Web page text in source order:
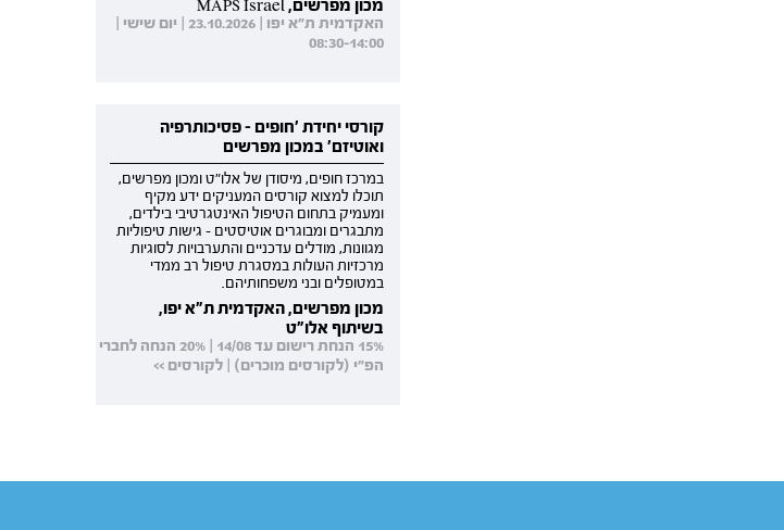
מכון מפרשים, MAPS Israel
האקדמית ת"א יפו | 23.10.2026 | יום שישי |
08:30-14:00
קורסי יחידת 'חופים - פסיכותרפיה
ואוטיזם' במכון מפרשים
במרכז חופים, מיסודן של אלו"ט ומכון מפרשים,
תוכלו למצוא קורסים המעניקים ידע מקיף
ומעמיק בתחום הטיפול האינטגרטיבי בילדים,
מתבגרים ומבוגרים אוטיסטים - גישות טיפוליות
מגוונות, מודלים עדכניים והתערבויות לסוגיות
מרכזיות העולות במסגרת טיפול רב ממדי
במטופלים ובני משפחותיהם.
מכון מפרשים, האקדמית ת"א יפו,
בשיתוף אלו"ט
15% הנחת רישום עד 14/08 | 20% הנחה לחברי
הפ"י (לקורסים מוכרים) | לקורסים >>